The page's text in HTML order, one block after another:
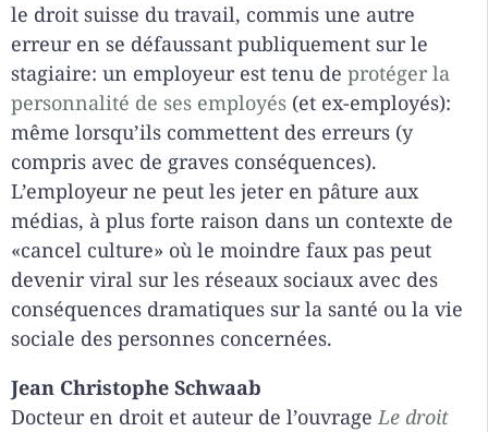
le droit suisse du travail, commis une autre
erreur en se défaussant publiquement sur le
stagiaire: un employeur est tenu de protéger la
personnalité de ses employés (et ex-employés):
même lorsqu’ils commettent des erreurs (y
compris avec de graves conséquences).
L’employeur ne peut les jeter en pâture aux
médias, à plus forte raison dans un contexte de
«cancel culture» où le moindre faux pas peut
devenir viral sur les réseaux sociaux avec des
conséquences dramatiques sur la santé ou la vie
sociale des personnes concernées.
Jean Christophe Schwaab
Docteur en droit et auteur de l’ouvrageLe droit